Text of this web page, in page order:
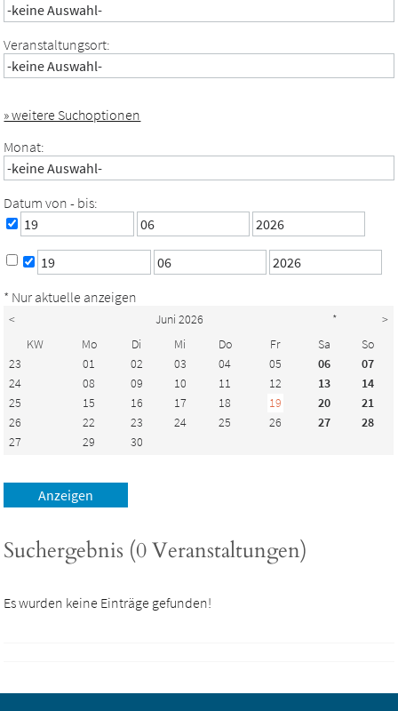
Veranstaltungsort:
» weitere Suchoptionen
Monat:
Datum von - bis:
* Nur aktuelle anzeigen
< Juni 2026 *
>
KW
Mo Di Mi Do Fr Sa
So
23
01 02 03 04 05 06
07
24
08 09 10 11 12 13
14
25
15 16 17 18 19 20
21
26
22 23 24 25 26 27
28
27
29 30
Suchergebnis (0 Veranstaltungen)
Es wurden keine Einträge gefunden!